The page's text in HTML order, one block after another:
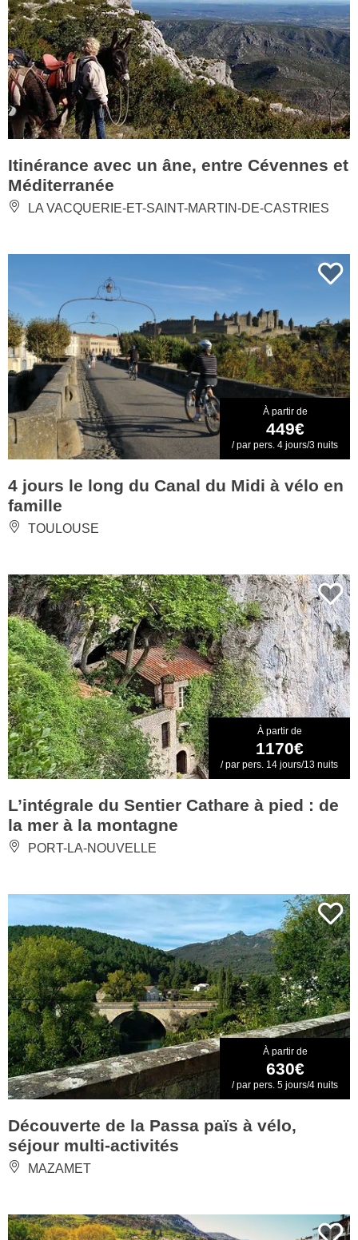
Itinérance avec un âne, entre Cévennes et
Méditerranée
LA VACQUERIE-ET-SAINT-MARTIN-DE-CASTRIES
À partir de
449€
/ par pers. 4 jours/3 nuits
4 jours le long du Canal du Midi à vélo en
famille
TOULOUSE
À partir de
1170€
/ par pers. 14 jours/13 nuits
L’intégrale du Sentier Cathare à pied : de
la mer à la montagne
PORT-LA-NOUVELLE
À partir de
630€
/ par pers. 5 jours/4 nuits
Découverte de la Passa païs à vélo,
séjour multi-activités
MAZAMET